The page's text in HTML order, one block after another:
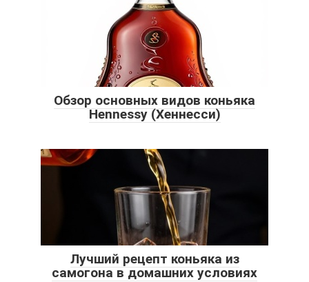
Обзор основных видов коньяка
Hennessy (Хеннесси)
Лучший рецепт коньяка из
самогона в домашних условиях